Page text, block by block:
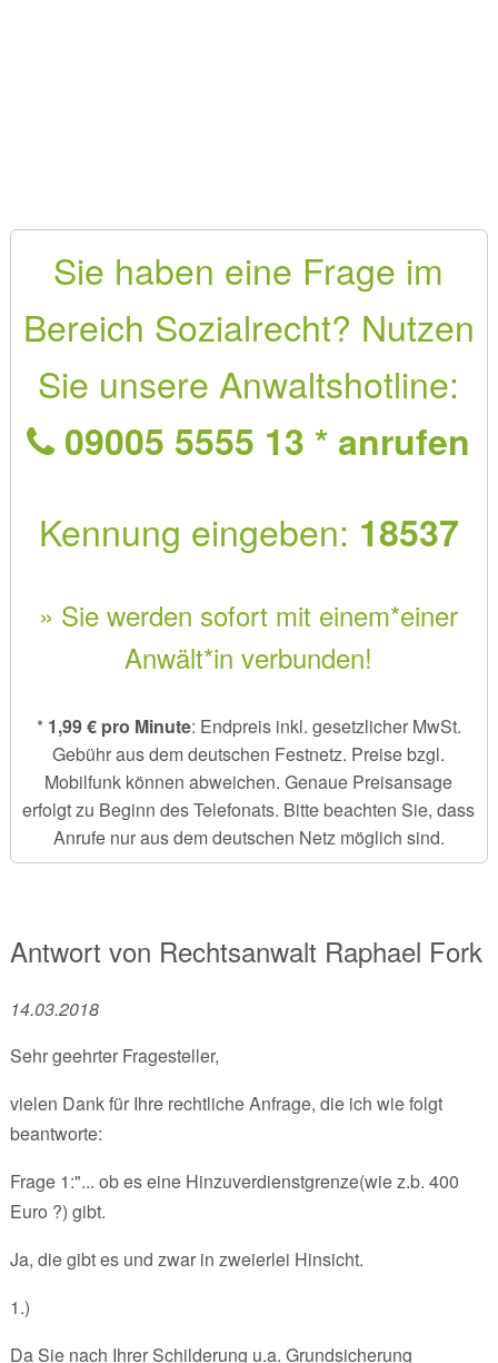
Sie haben eine Frage im
Bereich Sozialrecht? Nutzen
Sie unsere Anwaltshotline:
09005 5555 13 * anrufen
Kennung eingeben: 18537
» Sie werden sofort mit einem*einer
Anwält*in verbunden!
* 1,99 € pro Minute: Endpreis inkl. gesetzlicher MwSt.
Gebühr aus dem deutschen Festnetz. Preise bzgl.
Mobilfunk können abweichen. Genaue Preisansage
erfolgt zu Beginn des Telefonats. Bitte beachten Sie, dass
Anrufe nur aus dem deutschen Netz möglich sind.
Antwort von Rechtsanwalt Raphael Fork
14.03.2018
Sehr geehrter Fragesteller,
vielen Dank für Ihre rechtliche Anfrage, die ich wie folgt
beantworte:
Frage 1:"... ob es eine Hinzuverdienstgrenze(wie z.b. 400
Euro ?) gibt.
Ja, die gibt es und zwar in zweierlei Hinsicht.
1.)
Da Sie nach Ihrer Schilderung u.a. Grundsicherung